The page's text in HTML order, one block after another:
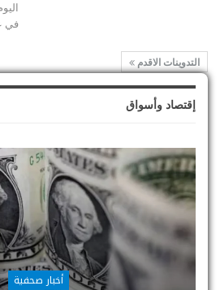
في
التدوينات الاقدم
إقتصاد وأسواق
أخبار صحفية